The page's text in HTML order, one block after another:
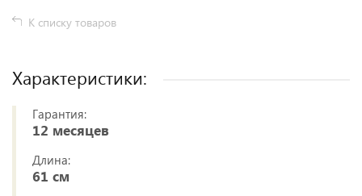
К списку товаров
Характеристики:
Гарантия:
12 месяцев
Длина:
61 см